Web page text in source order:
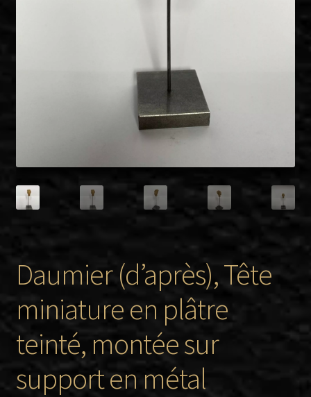
Daumier (d’après), Tête
miniature en plâtre
teinté, montée sur
support en métal